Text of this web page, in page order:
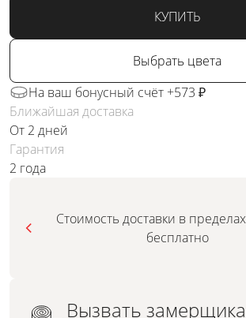
КУПИТЬ
Выбрать цвета
На ваш бонусный счёт +573 ₽
Ближайшая доставка
От 2 дней
Гарантия
2 года
Стоимость доставки в
бесплатно
Вызвать замерщика